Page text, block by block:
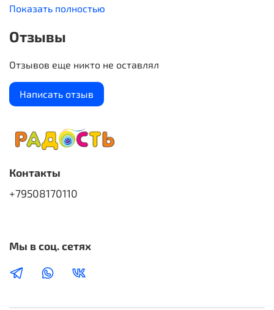
ароматов, сочетаемости и рецептах.
Показать полностью
Отзывы
Отзывов еще никто не оставлял
Написать отзыв
Контакты
+79508170110
Мы в соц. сетях